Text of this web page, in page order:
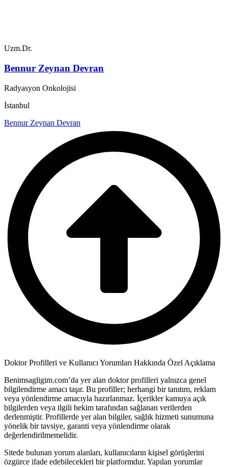
Uzm.Dr.
Bennur Zeynan Devran
Radyasyon Onkolojisi
İstanbul
Bennur Zeynan Devran
Doktor Profilleri ve Kullanıcı Yorumları Hakkında Özel Açıklama
Benimsagligim.com’da yer alan doktor profilleri yalnızca genel
bilgilendirme amacı taşır. Bu profiller; herhangi bir tanıtım, reklam
veya yönlendirme amacıyla hazırlanmaz. İçerikler kamuya açık
bilgilerden veya ilgili hekim tarafından sağlanan verilerden
derlenmiştir. Profillerde yer alan bilgiler, sağlık hizmeti sunumuna
yönelik bir tavsiye, garanti veya yönlendirme olarak
değerlendirilmemelidir.
Sitede bulunan yorum alanları, kullanıcıların kişisel görüşlerini
özgürce ifade edebilecekleri bir platformdur. Yapılan yorumlar